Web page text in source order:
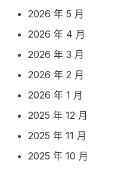
2026 年 5 月
2026 年 4 月
2026 年 3 月
2026 年 2 月
2026 年 1 月
2025 年 12 月
2025 年 11 月
2025 年 10 月